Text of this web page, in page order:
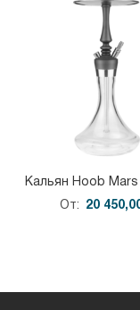
Кальян Hoob Mars
От
20